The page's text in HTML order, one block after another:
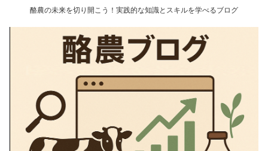
酪農の未来を切り開こう！実践的な知識とスキルを学べるブログ